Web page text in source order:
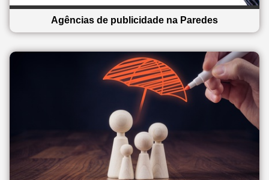
Agências de publicidade na Paredes